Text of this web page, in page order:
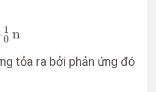
1
0 n
+
tỏa ra bởi phản ứng đó